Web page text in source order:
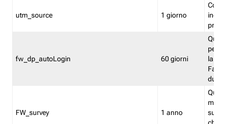
utm_source 1 giorno
fw_dp_autoLogin 60 giorni
la
FW_survey 1 anno